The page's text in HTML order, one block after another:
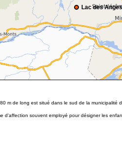
Lac des Anges
m de long est situé dans le sud de la
d'affection souvent employé pour désigner les